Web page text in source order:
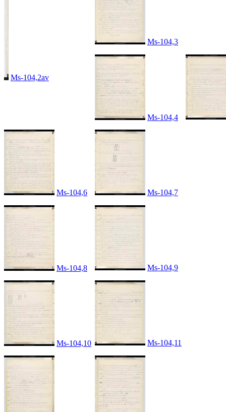
Ms-104,2av
Ms-104,3
Ms-104,4
Ms-104,6 Ms-104,7
Ms-104,8 Ms-104,9
Ms-104,10 Ms-104,11